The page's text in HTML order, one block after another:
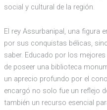
social y cultural de la región.
El rey Assurbanipal, una figura
por sus conquistas bélicas,
saber. Educado por los
de poseer una biblioteca
un aprecio profundo por el
encargó no solo fue un reflejo
también un recurso esencial